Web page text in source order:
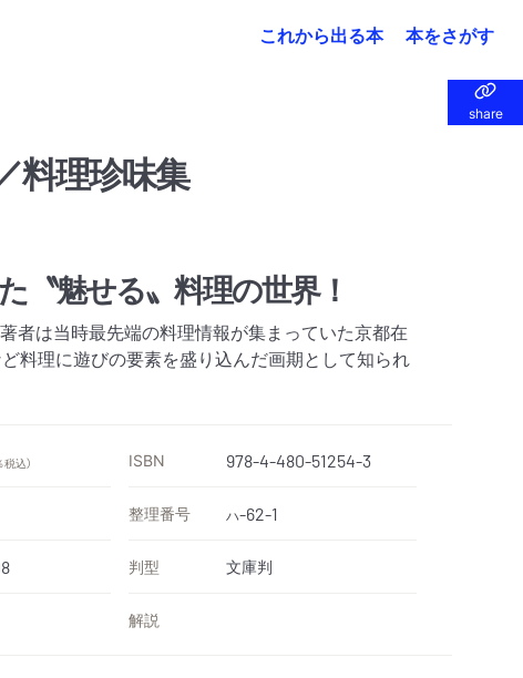
これから出る本 本をさがす
share
share
料理珍味集
〝魅せる〟料理の世界！
者は当時最先端の料理情報が集まっていた京都在
ど料理に遊びの要素を盛り込んだ画期として知られ
税込） ISBN 978-4-480-51254-3
整理番号 ハ-62-1
判型 文庫判
解説